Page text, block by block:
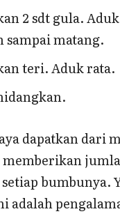
2 sdt gula.
sampai matang.
teri. Aduk rata.
dapatkan dari
bumbunya.
adalah